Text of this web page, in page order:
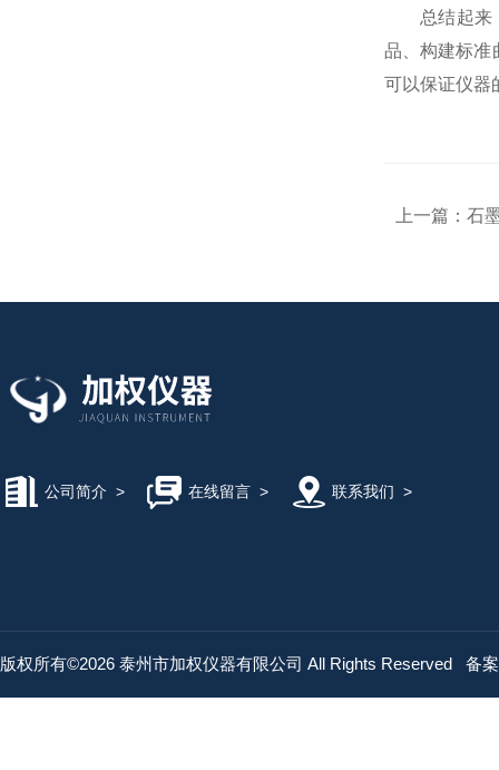
总结起来
品、构建标准
可以保证仪器
上一篇： 石
公司简介 > 在线留言> 联系我们 >
版权所有©2026 泰州市加权仪器有限公司 All Rights Reserved 备